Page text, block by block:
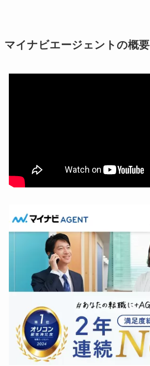
マイナビエージェントの概要